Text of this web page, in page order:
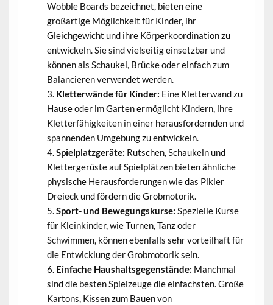
Wobble Boards bezeichnet, bieten eine
großartige Möglichkeit für Kinder, ihr
Gleichgewicht und ihre Körperkoordination zu
entwickeln. Sie sind vielseitig einsetzbar und
können als Schaukel, Brücke oder einfach zum
Balancieren verwendet werden.
Kletterwände für Kinder: Eine Kletterwand zu
Hause oder im Garten ermöglicht Kindern, ihre
Kletterfähigkeiten in einer herausfordernden und
spannenden Umgebung zu entwickeln.
Spielplatzgeräte: Rutschen, Schaukeln und
Klettergerüste auf Spielplätzen bieten ähnliche
physische Herausforderungen wie das Pikler
Dreieck und fördern die Grobmotorik.
Sport- und Bewegungskurse: Spezielle Kurse
für Kleinkinder, wie Turnen, Tanz oder
Schwimmen, können ebenfalls sehr vorteilhaft für
die Entwicklung der Grobmotorik sein.
Einfache Haushaltsgegenstände: Manchmal
sind die besten Spielzeuge die einfachsten. Große
Kartons, Kissen zum Bauen von